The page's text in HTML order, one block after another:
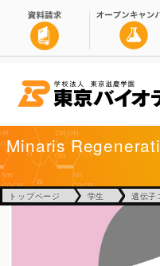
Minaris
トップページ 学生 遺伝子